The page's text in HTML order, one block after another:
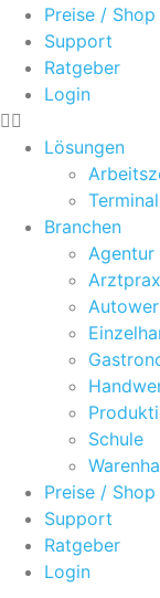
Preise / Shop
Support
Ratgeber
Login
Lösungen
Branchen
Agentur
Schule
Preise / Shop
Support
Ratgeber
Login